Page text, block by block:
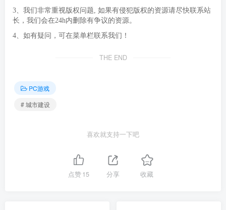
3、我们非常重视版权问题, 如果有侵犯版权的资源请尽快联系站
长，我们会在24h内删除有争议的资源。
4、如有疑问，可在菜单栏联系我们！
THE END
PC游戏
# 城市建设
喜欢就支持一下吧
点赞15 分享 收藏